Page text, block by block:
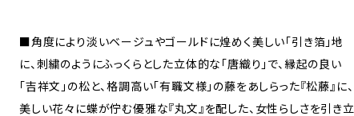
■角度により淡いベージュやゴールドに煌めく美しい「引き箔」地
に、刺繍のようにふっくらとした立体的な「唐織り」で、縁起の良い
「吉祥文」の松と、格調高い「有職文様」の藤をあしらった『松藤』に、
美しい花々に蝶が佇む優雅な『丸文』を配した、女性らしさを引き立